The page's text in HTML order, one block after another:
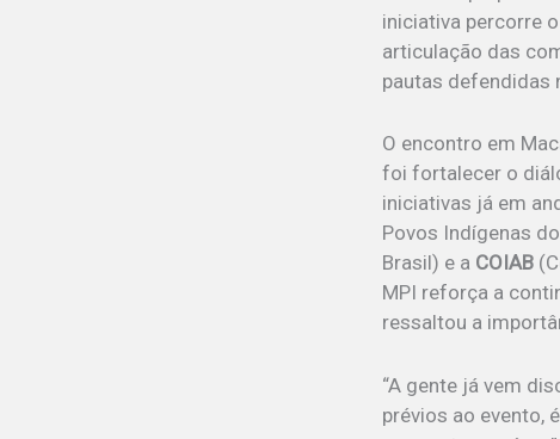
iniciativa percorre
articulação das
pautas defendidas
O encontro em
foi fortalecer o
iniciativas já em
Povos Indígenas
Brasil) e a COIAB
MPI reforça a
ressaltou a
“A gente já vem
prévios ao evento,